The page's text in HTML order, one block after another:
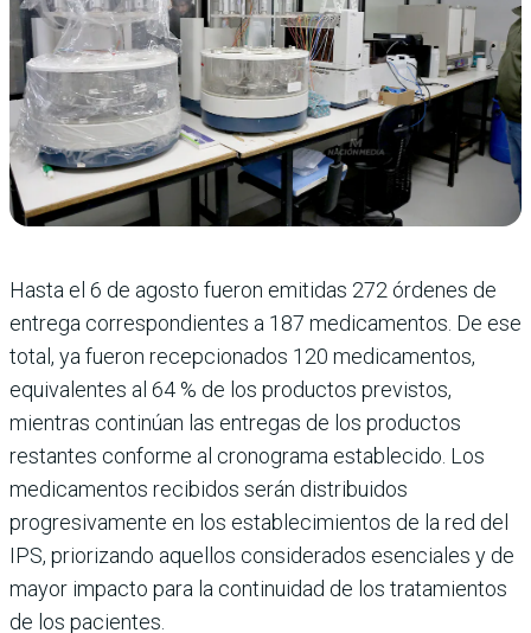
Hasta el 6 de agosto fueron emitidas 272 órdenes de
entrega correspondientes a 187 medicamentos. De ese
total, ya fueron recepcionados 120 medicamentos,
equivalentes al 64 % de los productos previstos,
mientras continúan las entregas de los productos
restantes conforme al cronograma establecido. Los
medicamentos recibidos serán distribuidos
progresivamente en los establecimientos de la red del
IPS, priorizando aquellos considerados esenciales y de
mayor impacto para la continuidad de los tratamientos
de los pacientes.